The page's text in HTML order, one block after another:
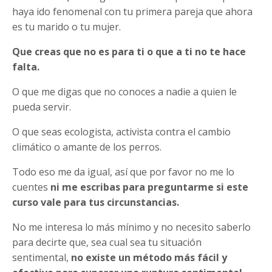
haya ido fenomenal con tu primera pareja que ahora
es tu marido o tu mujer.
Que creas que no es para ti o que a ti no te hace
falta.
O que me digas que no conoces a nadie a quien le
pueda servir.
O que seas ecologista, activista contra el cambio
climático o amante de los perros.
Todo eso me da igual, así que por favor no me lo
cuentes ni me escribas para preguntarme si este
curso vale para tus circunstancias.
No me interesa lo más mínimo y no necesito saberlo
para decirte que, sea cual sea tu situación
sentimental, no existe un método más fácil y